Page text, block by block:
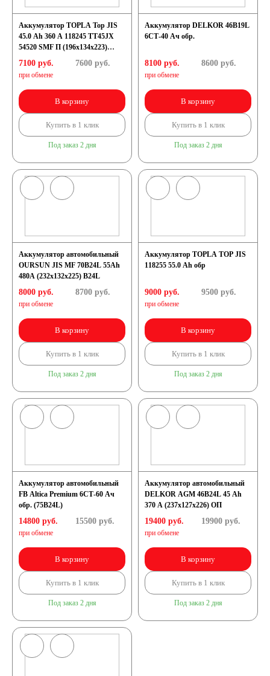
Аккумулятор TOPLA Top JIS
45.0 Ah 360 A 118245 TT45JX
54520 SMF П (196x134x223)
B19L
7100 руб.
при обмене
7600руб.
В корзину
Купить в 1 клик
Под заказ 2 дня
Аккумулятор DELKOR 46B19L
6СТ-40 Ач обр.
8100 руб.
при обмене
8600руб.
В корзину
Купить в 1 клик
Под заказ 2 дня
Аккумулятор автомобильный
OURSUN JIS MF 70B24L 55Ah
480А (232x132x225) B24L
8000 руб.
при обмене
8700руб.
В корзину
Купить в 1 клик
Под заказ 2 дня
Аккумулятор TOPLA TOP JIS
118255 55.0 Ah обр
9000 руб.
при обмене
9500руб.
В корзину
Купить в 1 клик
Под заказ 2 дня
Аккумулятор автомобильный
FB Altica Premium 6СТ-60 Ач
обр. (75B24L)
14800 руб.
при обмене
15500руб.
В корзину
Купить в 1 клик
Под заказ 2 дня
Аккумулятор автомобильный
DELKOR AGM 46B24L 45 Ah
370 A (237х127х226) ОП
19400 руб.
при обмене
19900руб.
В корзину
Купить в 1 клик
Под заказ 2 дня